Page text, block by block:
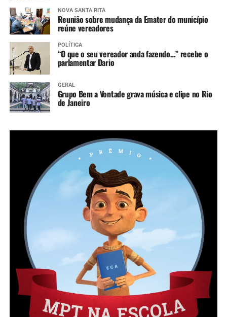
NOVA SANTA RITA
Reunião sobre mudança da Emater do município
reúne vereadores
POLÍTICA
“O que o seu vereador anda fazendo…” recebe o
parlamentar Dario
GERAL
Grupo Bem a Vontade grava música e clipe no Rio
de Janeiro